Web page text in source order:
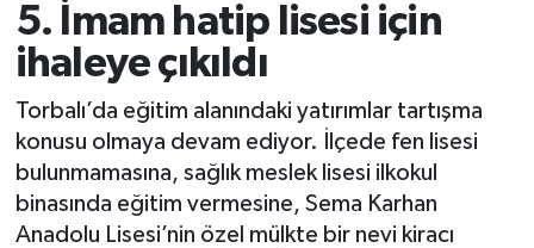
5. İmam hatip lisesi için
ihaleye çıkıldı
Torbalı’da eğitim alanındaki yatırımlar tartışma
konusu olmaya devam ediyor. İlçede fen lisesi
bulunmamasına, sağlık meslek lisesi ilkokul
binasında eğitim vermesine, Sema Karhan
Anadolu Lisesi’nin özel mülkte bir nevi kiracı
İzmir Namaz Vakitleri
İzmir Trafik Yoğunluk Haritası
Süper Lig Puan Durumu ve Fikstür
Tüm Manşetler